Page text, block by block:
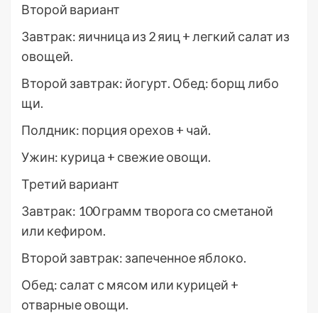
Второй вариант
Завтрак: яичница из 2 яиц + легкий салат из
овощей.
Второй завтрак: йогурт. Обед: борщ либо
щи.
Полдник: порция орехов + чай.
Ужин: курица + свежие овощи.
Третий вариант
Завтрак: 100 грамм творога со сметаной
или кефиром.
Второй завтрак: запеченное яблоко.
Обед: салат с мясом или курицей +
отварные овощи.